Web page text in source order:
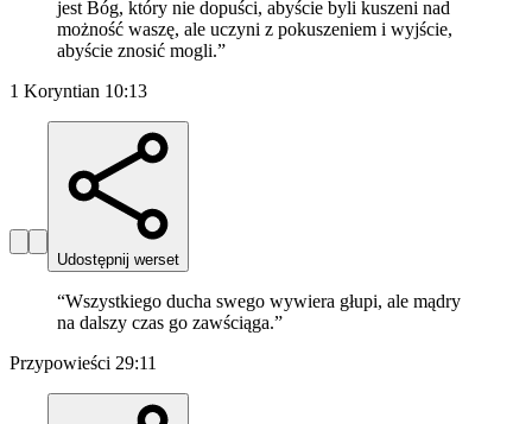
jest Bóg, który nie dopuści, abyście byli kuszeni nad
możność waszę, ale uczyni z pokuszeniem i wyjście,
abyście znosić mogli.”
1 Koryntian 10:13
Udostępnij werset
“Wszystkiego ducha swego wywiera głupi, ale mądry
na dalszy czas go zawściąga.”
Przypowieści 29:11